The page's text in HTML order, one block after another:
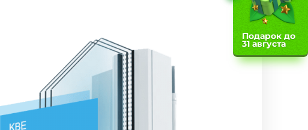
Подарок до
31 августа